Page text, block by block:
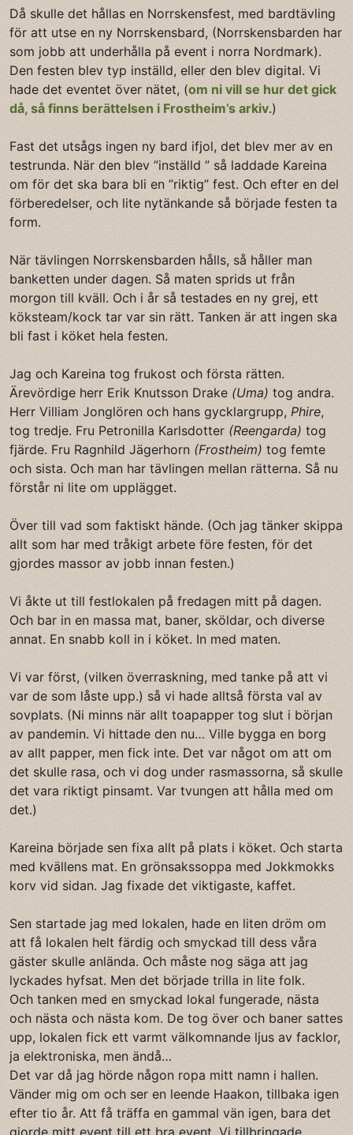
Då skulle det hållas en Norrskensfest, med bardtävling
för att utse en ny Norrskensbard, (Norrskensbarden har
som jobb att underhålla på event i norra Nordmark).
Den festen blev typ inställd, eller den blev digital. Vi
hade det eventet över nätet, (om ni vill se hur det gick
då, så finns berättelsen i Frostheim’s arkiv.)
Fast det utsågs ingen ny bard ifjol, det blev mer av en
testrunda. När den blev ”inställd ” så laddade Kareina
om för det ska bara bli en ”riktig” fest. Och efter en del
förberedelser, och lite nytänkande så började festen ta
form.
När tävlingen Norrskensbarden hålls, så håller man
banketten under dagen. Så maten sprids ut från
morgon till kväll. Och i år så testades en ny grej, ett
köksteam/kock tar var sin rätt. Tanken är att ingen ska
bli fast i köket hela festen.
Jag och Kareina tog frukost och första rätten.
Ärevördige herr Erik Knutsson Drake (Uma) tog andra.
Herr Villiam Jonglören och hans gycklargrupp, Phire,
tog tredje. Fru Petronilla Karlsdotter (Reengarda) tog
fjärde. Fru Ragnhild Jägerhorn (Frostheim) tog femte
och sista. Och man har tävlingen mellan rätterna. Så nu
förstår ni lite om upplägget.
Över till vad som faktiskt hände. (Och jag tänker skippa
allt som har med tråkigt arbete före festen, för det
gjordes massor av jobb innan festen.)
Vi åkte ut till festlokalen på fredagen mitt på dagen.
Och bar in en massa mat, baner, sköldar, och diverse
annat. En snabb koll in i köket. In med maten.
Vi var först, (vilken överraskning, med tanke på att vi
var de som låste upp.) så vi hade alltså första val av
sovplats. (Ni minns när allt toapapper tog slut i början
av pandemin. Vi hittade den nu… Ville bygga en borg
av allt papper, men fick inte. Det var något om att om
det skulle rasa, och vi dog under rasmassorna, så skulle
det vara riktigt pinsamt. Var tvungen att hålla med om
det.)
Kareina började sen fixa allt på plats i köket. Och starta
med kvällens mat. En grönsakssoppa med Jokkmokks
korv vid sidan. Jag fixade det viktigaste, kaffet.
Sen startade jag med lokalen, hade en liten dröm om
att få lokalen helt färdig och smyckad till dess våra
gäster skulle anlända. Och måste nog säga att jag
lyckades hyfsat. Men det började trilla in lite folk.
Och tanken med en smyckad lokal fungerade, nästa
och nästa och nästa kom. De tog över och baner sattes
upp, lokalen fick ett varmt välkomnande ljus av facklor,
ja elektroniska, men ändå…
Det var då jag hörde någon ropa mitt namn i hallen.
Vänder mig om och ser en leende Haakon, tillbaka igen
efter tio år. Att få träffa en gammal vän igen, bara det